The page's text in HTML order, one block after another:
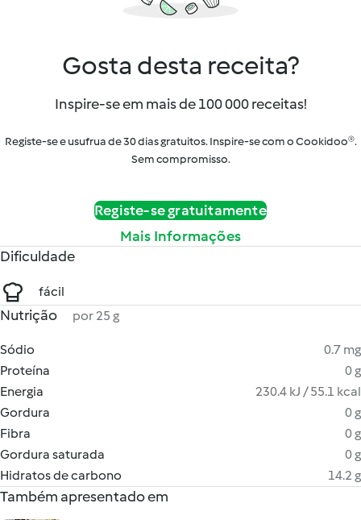
Gosta desta receita?
Inspire-se em mais de 100 000 receitas!
Registe-se e usufrua de 30 dias gratuitos. Inspire-se com o Cookidoo®.
Sem compromisso.
Registe-se gratuitamente
Mais Informações
Dificuldade
fácil
Nutrição por 25 g
Sódio
0.7 mg
Proteína
0 g
Energia
230.4 kJ / 55.1 kcal
Gordura
0 g
Fibra
0 g
Gordura saturada
0 g
Hidratos de carbono
14.2 g
Também apresentado em